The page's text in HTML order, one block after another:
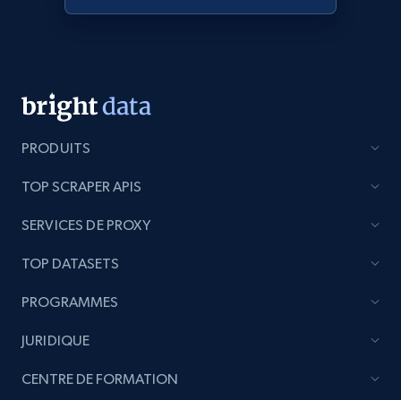
PRODUITS
TOP SCRAPER APIS
SERVICES DE PROXY
TOP DATASETS
PROGRAMMES
JURIDIQUE
CENTRE DE FORMATION